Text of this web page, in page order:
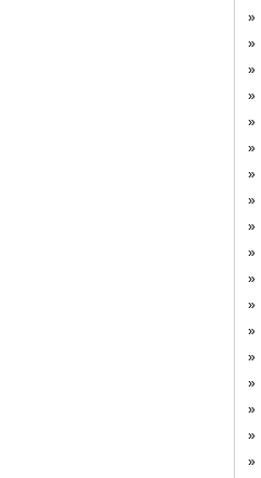
»
»
»
»
»
»
»
»
»
»
»
»
»
»
»
»
»
»